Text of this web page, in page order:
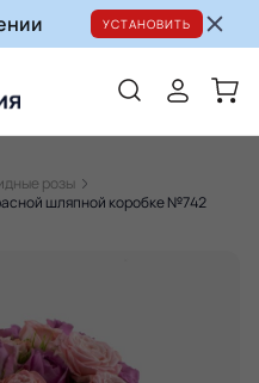
УСТАНОВИТЬ
розы
шляпной коробке №742